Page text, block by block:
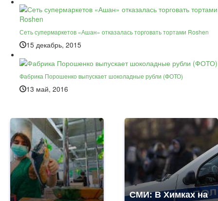
Сеть супермаркетов «Ашан» отказалась торговать тортами Roshen
15 декабрь, 2015
Фабрика Порошенко выпускает шоколадные рубли (ФОТО)
13 май, 2016
СМИ: В Химках на